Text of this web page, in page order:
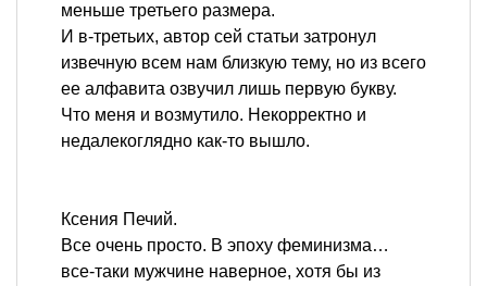
меньше третьего размера.
И в-третьих, автор сей статьи затронул
извечную всем нам близкую тему, но из всего
ее алфавита озвучил лишь первую букву.
Что меня и возмутило. Некорректно и
недалекоглядно как-то вышло.
Ксения Печий.
Все очень просто. В эпоху феминизма…
все-таки мужчине наверное, хотя бы из